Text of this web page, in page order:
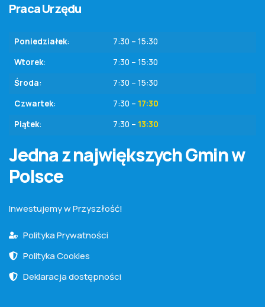
Praca Urzędu
Poniedziałek:
7:30 – 15:30
Wtorek:
7:30 – 15:30
Środa:
7:30 – 15:30
Czwartek: 7:30 – 17:30
Piątek: 7:30 – 13:30
Jedna z największych Gmin w
Polsce
Inwestujemy w Przyszłość!
Polityka Prywatności
Polityka Cookies
Deklaracja dostępności